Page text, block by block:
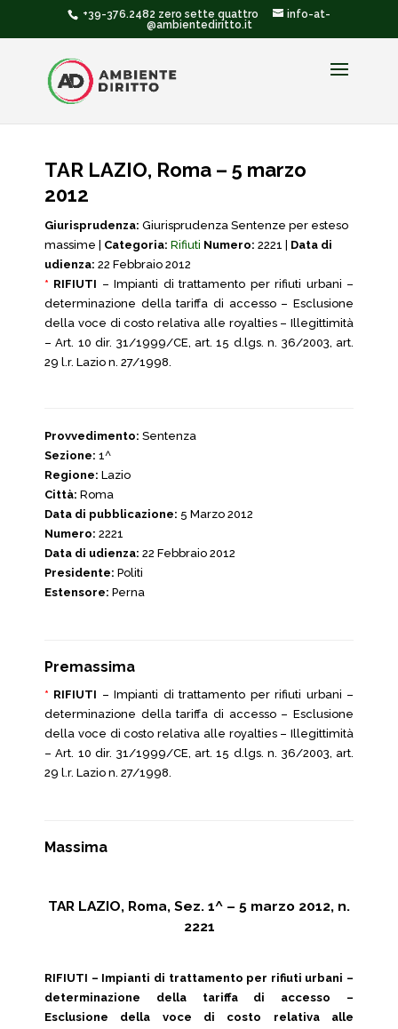
+39-376.2482 zero sette quattro
info-at-
@ambientediritto.it
TAR LAZIO, Roma – 5 marzo
2012
Giurisprudenza: Giurisprudenza Sentenze per esteso
massime | Categoria: Rifiuti Numero: 2221 | Data di
udienza: 22 Febbraio 2012
* RIFIUTI – Impianti di trattamento per rifiuti urbani –
determinazione della tariffa di accesso – Esclusione
della voce di costo relativa alle royalties – Illegittimità
– Art. 10 dir. 31/1999/CE, art. 15 d.lgs. n. 36/2003, art.
29 l.r. Lazio n. 27/1998.
Provvedimento: Sentenza
Sezione: 1^
Regione: Lazio
Città: Roma
Data di pubblicazione: 5 Marzo 2012
Numero: 2221
Data di udienza: 22 Febbraio 2012
Presidente: Politi
Estensore: Perna
Premassima
* RIFIUTI – Impianti di trattamento per rifiuti urbani –
determinazione della tariffa di accesso – Esclusione
della voce di costo relativa alle royalties – Illegittimità
– Art. 10 dir. 31/1999/CE, art. 15 d.lgs. n. 36/2003, art.
29 l.r. Lazio n. 27/1998.
Massima
TAR LAZIO, Roma, Sez. 1^ – 5 marzo 2012, n.
2221
RIFIUTI – Impianti di trattamento per rifiuti urbani –
determinazione della tariffa di accesso –
Esclusione della voce di costo relativa alle